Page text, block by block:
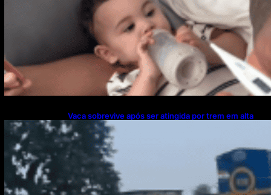
Vaca sobrevive após ser atingida por trem em alta
velocidade